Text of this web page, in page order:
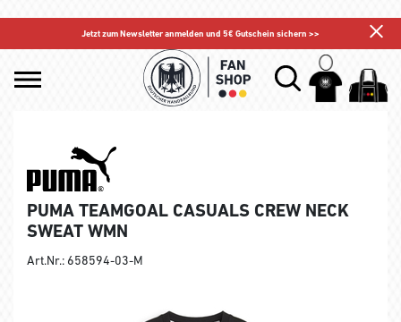
Jetzt zum Newsletter anmelden und 5€ Gutschein sichern >>
PUMA TEAMGOAL CASUALS CREW NECK
SWEAT WMN
Art.Nr.: 658594-03-M